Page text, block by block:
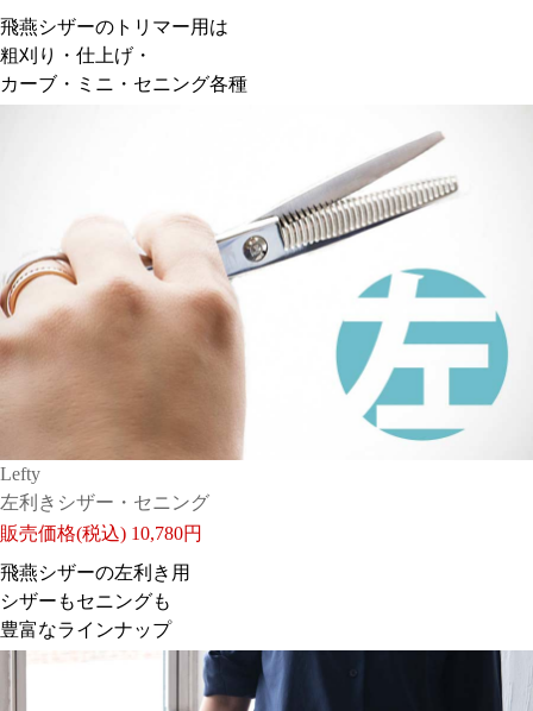
飛燕シザーのトリマー用は
粗刈り・仕上げ・
カーブ・ミニ・セニング各種
Lefty
左利きシザー・セニング
販売価格(税込) 10,780円
飛燕シザーの左利き用
シザーもセニングも
豊富なラインナップ